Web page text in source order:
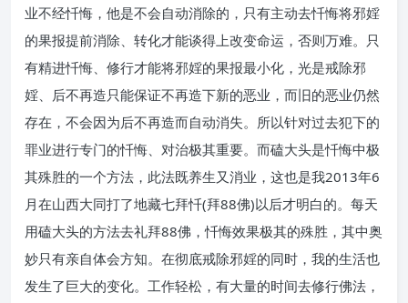
业不经忏悔，他是不会自动消除的，只有主动去忏悔将邪婬
的果报提前消除、转化才能谈得上改变命运，否则万难。只
有精进忏悔、修行才能将邪婬的果报最小化，光是戒除邪
婬、后不再造只能保证不再造下新的恶业，而旧的恶业仍然
存在，不会因为后不再造而自动消失。所以针对过去犯下的
罪业进行专门的忏悔、对治极其重要。而磕大头是忏悔中极
其殊胜的一个方法，此法既养生又消业，这也是我2013年6
月在山西大同打了地藏七拜忏(拜88佛)以后才明白的。每天
用磕大头的方法去礼拜88佛，忏悔效果极其的殊胜，其中奥
妙只有亲自体会方知。在彻底戒除邪婬的同时，我的生活也
发生了巨大的变化。工作轻松，有大量的时间去修行佛法，